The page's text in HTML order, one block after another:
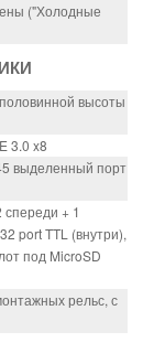
("Холодные
высоты
3.0 x8
выделенный порт
+ 1
port TTL (внутри),
под MicroSD
рельс, с